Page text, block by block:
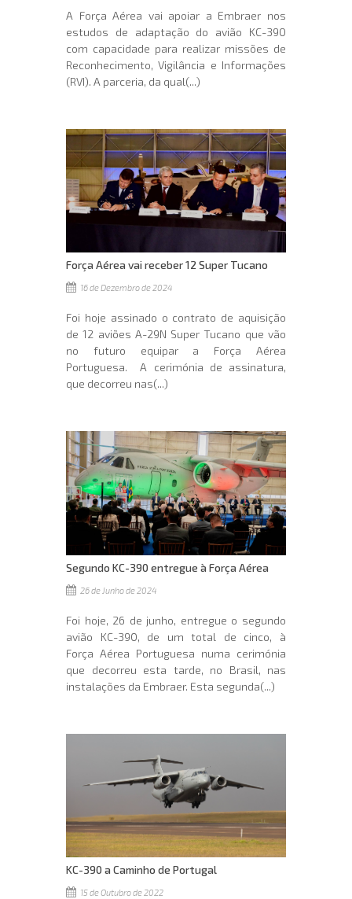
A Força Aérea vai apoiar a Embraer nos
estudos de adaptação do avião KC-390
com capacidade para realizar missões de
Reconhecimento, Vigilância e Informações
(RVI). A parceria, da qual(...)
Força Aérea vai receber 12 Super Tucano
16 de Dezembro de 2024
Foi hoje assinado o contrato de aquisição
de 12 aviões A-29N Super Tucano que vão
no futuro equipar a Força Aérea
Portuguesa. A cerimónia de assinatura,
que decorreu nas(...)
Segundo KC-390 entregue à Força Aérea
26 de Junho de 2024
Foi hoje, 26 de junho, entregue o segundo
avião KC-390, de um total de cinco, à
Força Aérea Portuguesa numa cerimónia
que decorreu esta tarde, no Brasil, nas
instalações da Embraer. Esta segunda(...)
KC-390 a Caminho de Portugal
15 de Outubro de 2022